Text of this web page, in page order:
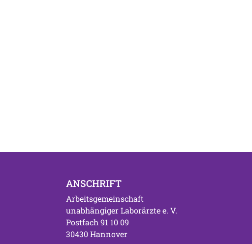
ANSCHRIFT
Arbeitsgemeinschaft
unabhängiger Laborärzte e. V.
Postfach 91 10 09
30430 Hannover